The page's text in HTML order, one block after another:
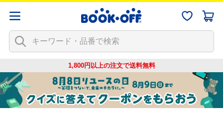
1,800円以上の注文で送料無料